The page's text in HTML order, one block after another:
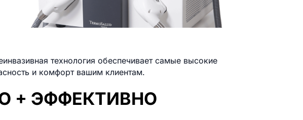
технология обеспечивает самые высокие
и комфорт вашим клиентам.
+ ЭФФЕКТИВНО